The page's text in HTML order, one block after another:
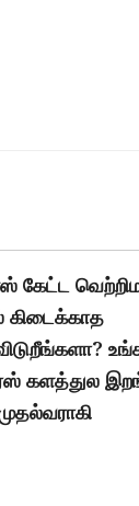
கிடைக்காத
களத்துல